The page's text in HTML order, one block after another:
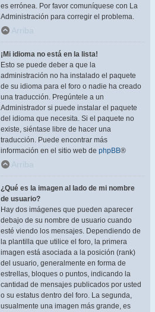
es errónea. Por favor comuníquese con La
Administración para corregir el problema.
Arriba
¡Mi idioma no está en la lista!
Esto se puede deber a que la
administración no ha instalado el paquete
de su idioma para el foro o nadie ha creado
una traducción. Pregúntele a un
Administrador si puede instalar el paquete
del idioma que necesita. Si el paquete no
existe, siéntase libre de hacer una
traducción. Puede encontrar más
información en el sitio web de phpBB®
Arriba
¿Qué es la imagen al lado de mi nombre
de usuario?
Hay dos imágenes que pueden aparecer
debajo de su nombre de usuario cuando
esté viendo los mensajes. Dependiendo de
la plantilla que utilice el foro, la primera
imagen está asociada a la posición (rank)
del usuario, generalmente en forma de
estrellas, bloques o puntos, indicando la
cantidad de mensajes publicados por usted
o su estatus dentro del foro. La segunda,
usualmente una imagen más grande, es